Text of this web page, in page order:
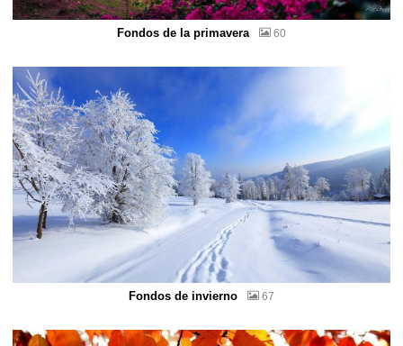
Fondos de la primavera 60
Fondos de invierno 67